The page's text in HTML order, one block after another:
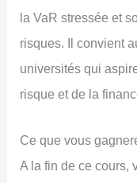
la VaR stressée et
risques. Il convient
universités qui
risque et de la
Ce que vous
A la fin de ce cours,